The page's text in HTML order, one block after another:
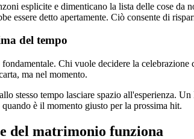
esplicite e dimenticano la lista delle cose da
essere detto apertamente. Ciò consente di
del tempo
Chi vuole decidere la
ma nel momento.
stesso tempo lasciare spazio all'esperienza.
è il momento giusto per la prossima hit.
del matrimonio funziona